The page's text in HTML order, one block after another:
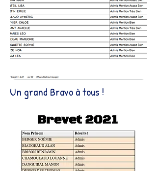
Un grand Bravo à tous !